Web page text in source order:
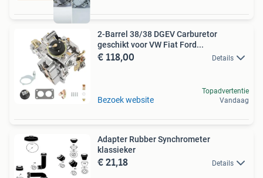
2-Barrel 38/38 DGEV Carburetor
geschikt voor VW Fiat Ford...
€ 118,00 Details
Bezoek website
Topadvertentie
Vandaag
Adapter Rubber Synchrometer
klassieker
€ 21,18 Details